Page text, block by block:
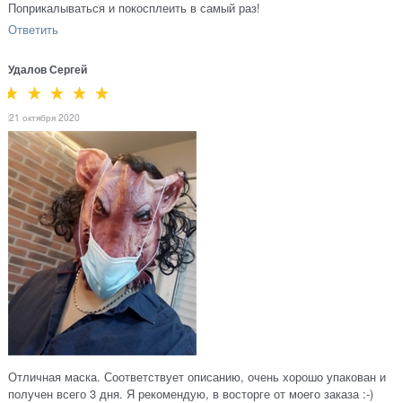
Поприкалываться и покосплеить в самый раз!
Ответить
Удалов Сергей
21 октября 2020
Отличная маска. Соответствует описанию, очень хорошо упакован и
получен всего 3 дня. Я рекомендую, в восторге от моего заказа :-)